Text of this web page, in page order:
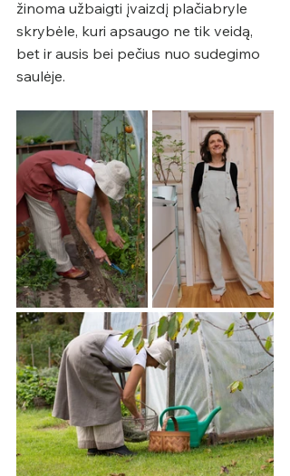
žinoma užbaigti įvaizdį plačiabryle
skrybėle, kuri apsaugo ne tik veidą,
bet ir ausis bei pečius nuo sudegimo
saulėje.